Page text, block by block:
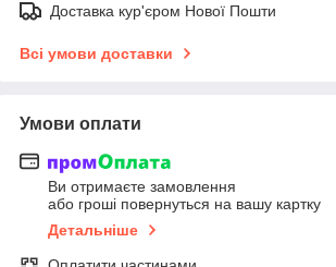
Доставка кур'єром Нової Пошти
Всі умови доставки
Умови оплати
Ви отримаєте замовлення
або гроші повернуться на вашу картку
Детальніше